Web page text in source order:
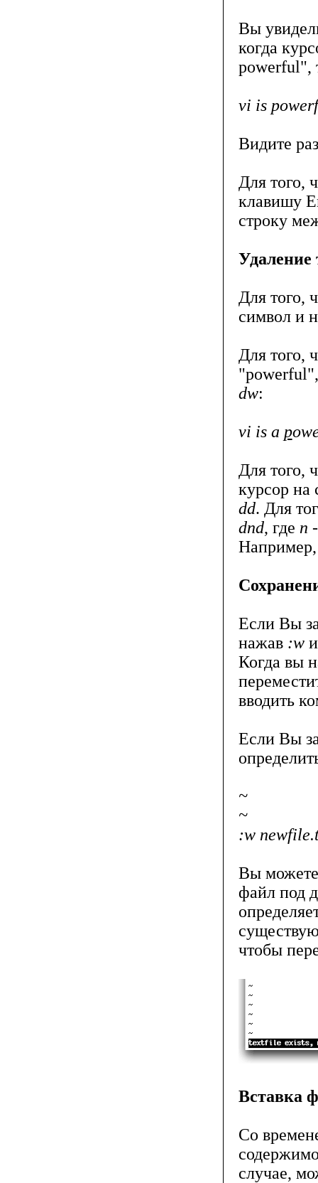
Вы
когда
powerful",
vi is
Видите
Для того,
клавишу
строку
Удаление
Для того,
символ и
Для того,
"powerful",
dw:
vi is a p
Для того,
курсор на
dd. Для
dnd, где n
Если Вы
нажав :wи
Когда вы
вводить
Если Вы
~
~
:w
Вы можете
файл под
чтобы
Вставка
Со
случае,